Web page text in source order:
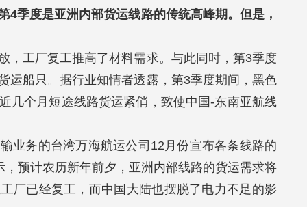
4季度是亚洲内部货运线路的传统高峰期。但是，
，工厂复工推高了材料需求。与此同时，第3季度
运船只。据行业知情者透露，第3季度期间，黑色
几个月短途线路货运紧俏，致使中国-东南亚航线
业务的台湾万海航运公司12月份宣布各条线路的
预计农历新年前夕，亚洲内部线路的货运需求将
厂已经复工，而中国大陆也摆脱了电力不足的影